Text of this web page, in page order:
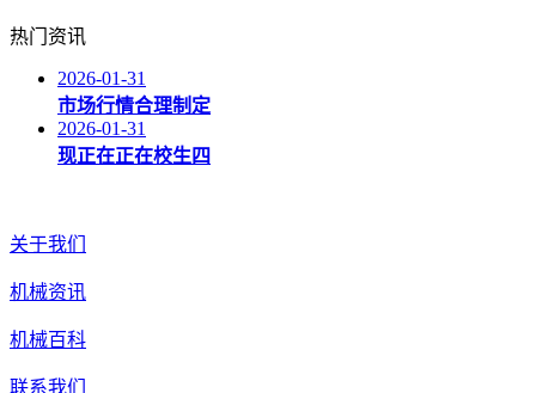
热门资讯
2026-01-31
市场行情合理制定
2026-01-31
现正在正在校生四
关于我们
机械资讯
机械百科
联系我们